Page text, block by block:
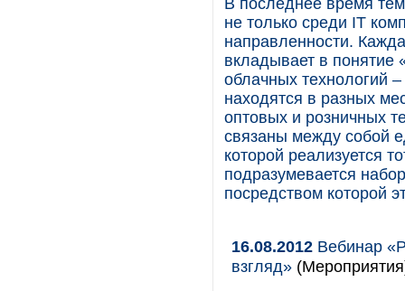
В последнее время
не только среди IT
направленности.
вкладывает в
облачных технологий
находятся в разных
оптовых и розничных
связаны между собой
которой реализуется
подразумевается
посредством которой
16.08.2012 Вебинар
взгляд»